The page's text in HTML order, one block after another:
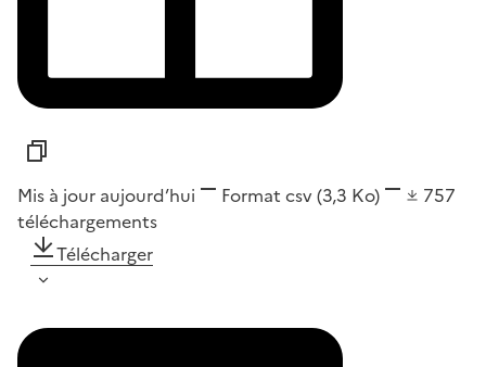
Mis à jour aujourd’hui Format csv(3,3 Ko)
757
téléchargements
Télécharger